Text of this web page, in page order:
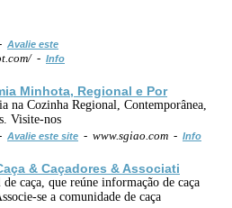
Avalie este
- Info
Minhota, Regional e Por
na Cozinha Regional, Contemporânea,
Visite-nos
Avalie este site - www.sgiao.com - Info
& Caçadores & Associati
caça, que reúne informação de caça
se a comunidade de caça